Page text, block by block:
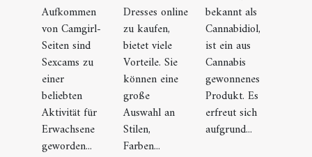
Aufkommen
von Camgirl-
Seiten sind
Sexcams zu
einer
beliebten
Aktivität für
Erwachsene
geworden...
Dresses online
zu kaufen,
bietet viele
Vorteile. Sie
können eine
große
Auswahl an
Stilen,
Farben...
bekannt als
Cannabidiol,
ist ein aus
Cannabis
gewonnenes
Produkt. Es
erfreut sich
aufgrund...